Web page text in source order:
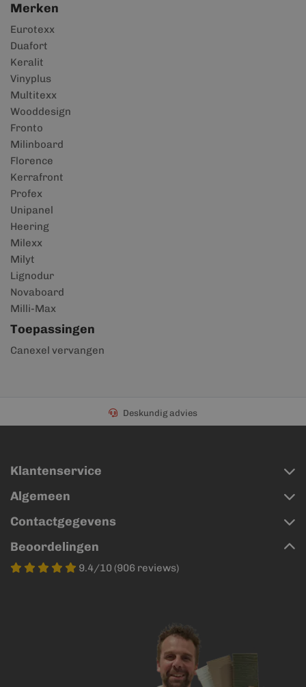
Merken
Eurotexx
Duafort
Keralit
Vinyplus
Multitexx
Wooddesign
Fronto
Milinboard
Florence
Kerrafront
Profex
Unipanel
Heering
Milexx
Milyt
Lignodur
Novaboard
Milli-Max
Toepassingen
Canexel vervangen
Deskundig advies
Klantenservice
Algemeen
Contactgegevens
Beoordelingen
9.4/10 (906 reviews)